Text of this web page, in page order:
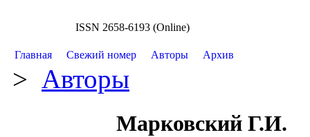
ISSN 2658-6193 (Online)
Главная Свежий номер Авторы Архив
> Авторы
Марковский Г.И.